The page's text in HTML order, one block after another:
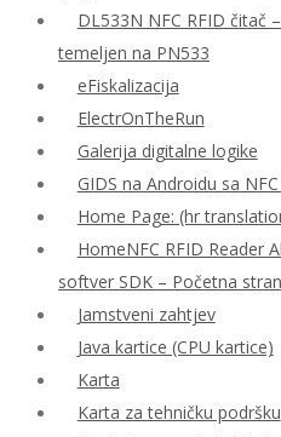
DL533N NFC RFID čitač
temeljen na PN533
eFiskalizacija
ElectrOnTheRun
Galerija digitalne logike
GIDS na Androidu sa
Home Page: (hr
HomeNFC RFID Reader
softver SDK – Početna
Jamstveni zahtjev
Java kartice (CPU kartice)
Karta
Karta za tehničku podršku